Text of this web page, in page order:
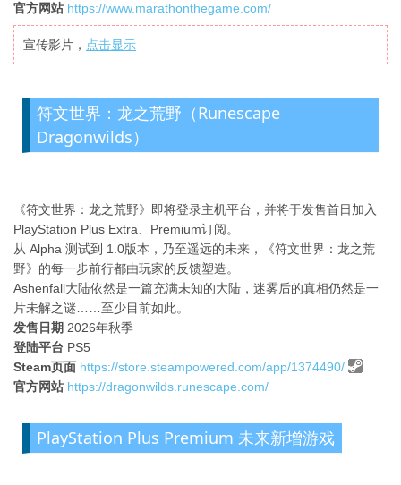
官方网站 https://www.marathonthegame.com/
宣传影片， 点击显示
符文世界：龙之荒野（Runescape
Dragonwilds）
《符文世界：龙之荒野》即将登录主机平台，并将于发售首日加入
PlayStation Plus Extra、Premium订阅。
从 Alpha 测试到 1.0版本，乃至遥远的未来，《符文世界：龙之荒
野》的每一步前行都由玩家的反馈塑造。
Ashenfall大陆依然是一篇充满未知的大陆，迷雾后的真相仍然是一
片未解之谜……至少目前如此。
发售日期 2026年秋季
登陆平台 PS5
Steam页面 https://store.steampowered.com/app/1374490/
官方网站 https://dragonwilds.runescape.com/
PlayStation Plus Premium 未来新增游戏